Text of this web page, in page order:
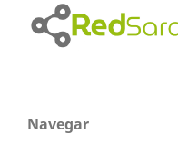
Navegar